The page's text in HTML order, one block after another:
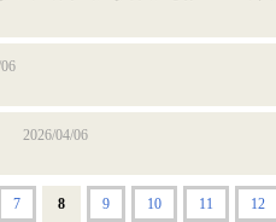
2026/04/06
7 8 9 10 11 12